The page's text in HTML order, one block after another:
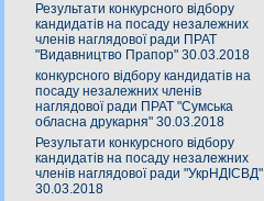
Результати конкурсного відбору
кандидатів на посаду незалежних
членів наглядової ради ПРАТ
"Видавництво Прапор" 30.03.2018
конкурсного відбору кандидатів на
посаду незалежних членів
наглядової ради ПРАТ "Сумська
обласна друкарня" 30.03.2018
Результати конкурсного відбору
кандидатів на посаду незалежних
членів наглядової ради "УкрНДІСВД"
30.03.2018